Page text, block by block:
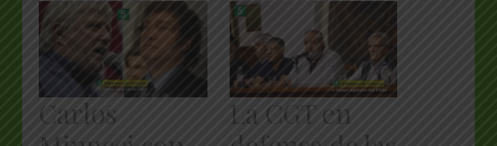
Carlos
La CGT en